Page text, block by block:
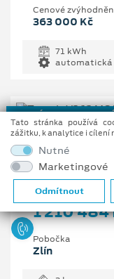
Cenové
363 000 Kč
71 kWh
automatická
NOVÝ
Ford
Van, 2
Vaše cena s
1 210 484
Pobočka
Zlín
Tato stránka používá
zážitku, k analytice i cílení
Nutné
Marketingové
Odmítnout